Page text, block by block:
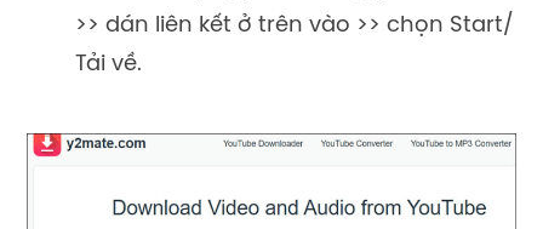
>> dán liên kết ở trên vào >> chọn Start/
Tải về.